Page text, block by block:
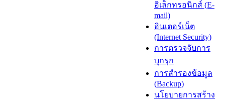
อิเล็กทรอนิกส์ (E-
mail)
อินเตอร์เน็ต
(Internet Security)
การตรวจจับการ
บุกรุก
การสำรองข้อมูล
(Backup)
นโยบายการสร้าง